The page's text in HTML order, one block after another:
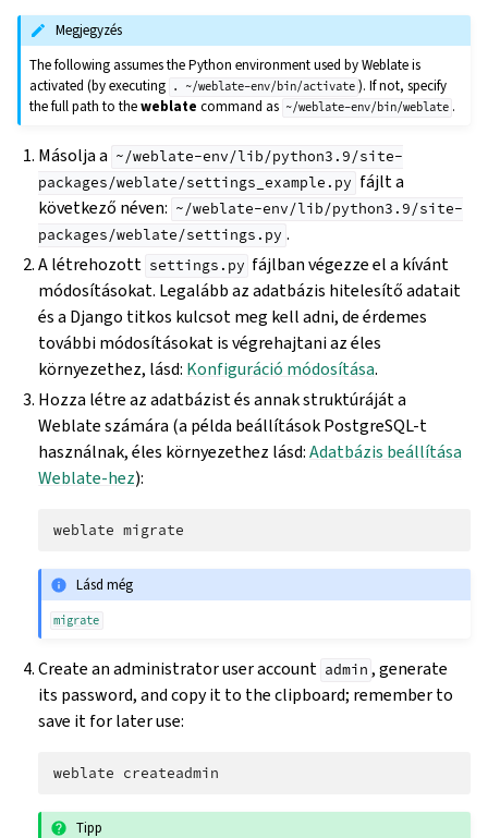
Megjegyzés
The following assumes the Python environment used by Weblate is
activated (by executing
. ~/weblate-env/bin/activate ). If not, specify
the full path to theweblate command as ~/weblate-env/bin/weblate .
Másolja a ~/weblate-env/lib/python3.9/site-
packages/weblate/settings_example.py fájlt a
következő néven: ~/weblate-env/lib/python3.9/site-
packages/weblate/settings.py .
A létrehozott settings.py fájlban végezze el a kívánt
módosításokat. Legalább az adatbázis hitelesítő adatait
és a Django titkos kulcsot meg kell adni, de érdemes
további módosításokat is végrehajtani az éles
környezethez, lásd: Konfiguráció módosítása.
Hozza létre az adatbázist és annak struktúráját a
Weblate számára (a példa beállítások PostgreSQL-t
használnak, éles környezethez lásd:Adatbázis beállítása
Weblate-hez):
weblate
Lásd még
migrate
Create an administrator user account admin , generate
its password, and copy it to the clipboard; remember to
save it for later use:
weblate
Tipp